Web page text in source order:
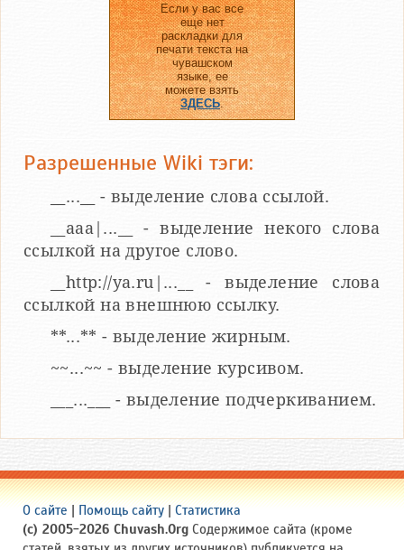
Если у вас все
еще нет
раскладки для
печати текста на
чувашском
языке, ее
можете взять
ЗДЕСЬ.
Разрешенные Wiki тэги:
__...__ - выделение слова ссылой.
__aaa|...__ - выделение некого слова
ссылкой на другое слово.
__http://ya.ru|...__ - выделение слова
ссылкой на внешнюю ссылку.
**...** - выделение жирным.
~~...~~ - выделение курсивом.
___...___ - выделение подчеркиванием.
О сайте | Помощь сайту | Статистика
(c) 2005-2026 Chuvash.Org Содержимое сайта (кроме